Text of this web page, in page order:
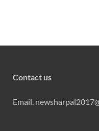
Contact us
Email.